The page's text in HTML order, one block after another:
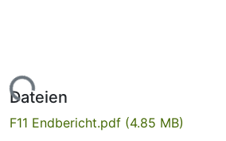
Lade...
Dateien
F11 Endbericht.pdf (4.85 MB)